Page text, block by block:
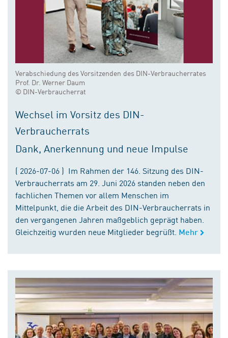
Verabschiedung des Vorsitzenden des DIN-Verbraucherrates
Prof. Dr. Werner Daum
© DIN-Verbraucherrat
Wechsel im Vorsitz des DIN-
Verbraucherrats
Dank, Anerkennung und neue Impulse
( 2026-07-06 ) Im Rahmen der 146. Sitzung des DIN-
Verbraucherrats am 29. Juni 2026 standen neben den
fachlichen Themen vor allem Menschen im
Mittelpunkt, die die Arbeit des DIN-Verbraucherrats in
den vergangenen Jahren maßgeblich geprägt haben.
Gleichzeitig wurden neue Mitglieder begrüßt. Mehr